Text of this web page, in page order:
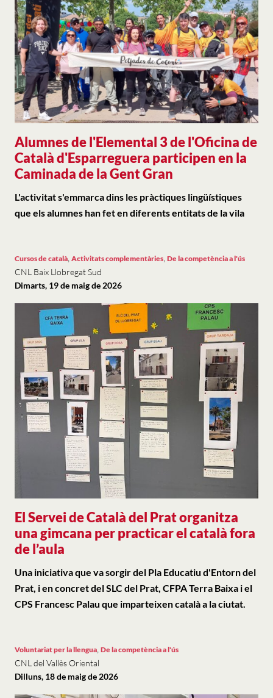
Alumnes de l'Elemental 3 de l'Oficina de
Català d'Esparreguera participen en la
Caminada de la Gent Gran
L'activitat s'emmarca dins les pràctiques lingüístiques
que els alumnes han fet en diferents entitats de la vila
El Servei de Català del Prat organitza
una gimcana per practicar el català fora
de l’aula
Cursos de català, Activitats complementàries, De la competència a l'ús
CNL Baix Llobregat Sud
Dimarts, 19 de maig de 2026
Una iniciativa que va sorgir del Pla Educatiu d'Entorn del
Prat, i en concret del SLC del Prat, CFPA Terra Baixa i el
CPS Francesc Palau que imparteixen català a la ciutat.
Voluntariat per la llengua, De la competència a l'ús
CNL del Vallès Oriental
Dilluns, 18 de maig de 2026